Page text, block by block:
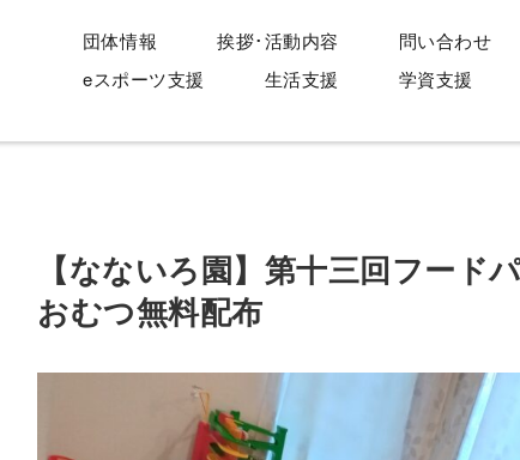
団体情報 挨拶･活動内容 問い合わせ
eスポーツ支援
生活支援 学資支援
【なないろ園】第十三回フード
おむつ無料配布